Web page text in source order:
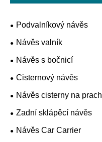
Podvalníkový návěs
Návěs valník
Návěs s bočnicí
Cisternový návěs
Návěs cisterny na prach
Zadní sklápěcí návěs
Návěs Car Carrier